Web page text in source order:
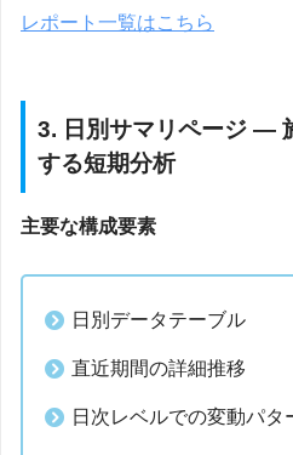
レポート一覧はこちら
3. 日別サマリページ —
する短期分析
主要な構成要素
日別データテーブル
直近期間の詳細推移
日次レベルでの変動パタ